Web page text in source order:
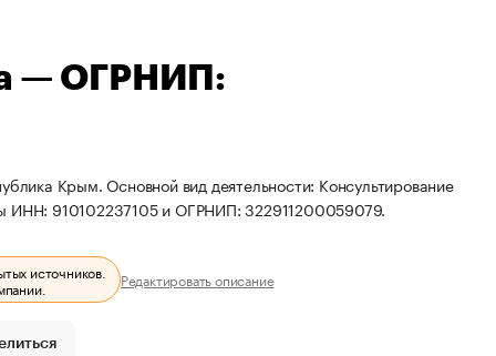
— ОГРНИП:
Крым. Основной вид деятельности: Консультирование
ИНН: 910102237105 и ОГРНИП: 322911200059079.
источников.
Редактировать описание